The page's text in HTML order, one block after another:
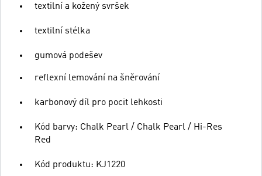
textilní a kožený svršek
textilní stélka
gumová podešev
reflexní lemování na šněrování
karbonový díl pro pocit lehkosti
Kód barvy: Chalk Pearl / Chalk Pearl / Hi-Res
Red
Kód produktu: KJ1220